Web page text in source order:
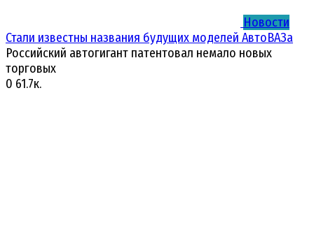
Новости
Стали известны названия будущих моделей АвтоВАЗа
Российский автогигант патентовал немало новых
торговых
0 61.7к.